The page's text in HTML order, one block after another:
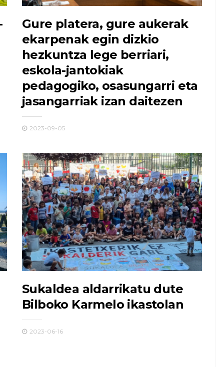
Gure platera, gure aukerak
ekarpenak egin dizkio
hezkuntza lege berriari,
eskola-jantokiak
pedagogiko, osasungarri eta
jasangarriak izan daitezen
2023-09-05
Sukaldea aldarrikatu dute
Bilboko Karmelo ikastolan
2023-06-16